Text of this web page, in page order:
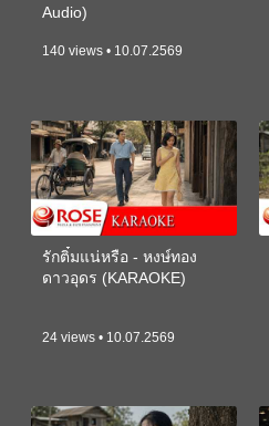
Audio)
140 views • 10.07.2569
รักติ๋มแน่หรือ - หงษ์ทอง
ดาวอุดร (KARAOKE)
24 views • 10.07.2569